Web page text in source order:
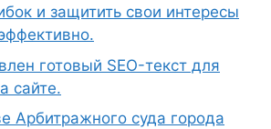
и защитить свои интересы
готовый SEO-текст для
сайте.
Арбитражного суда города